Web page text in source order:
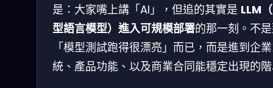
是：大家嘴上講「AI」，但追的其實是 LLM
型語言模型）進入可規模部署的那一刻。不
「模型測試跑得很漂亮」而已，而是進到企
統、產品功能、以及商業合同能穩定出現的